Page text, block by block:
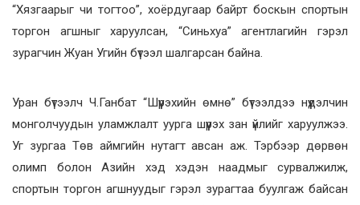
“Хязгаарыг чи тогтоо”, хоёрдугаар байрт боскын спортын
торгон агшныг харуулсан, “Синьхуа” агентлагийн гэрэл
зурагчин Жуан Угийн бүтээл шалгарсан байна.
Уран бүтээлч Ч.Ганбат “Шүүрэхийн өмнө” бүтээлдээ нүүдэлчин
монголчуудын уламжлалт уурга шүүрэх зан үйлийг харуулжээ.
Уг зургаа Төв аймгийн нутагт авсан аж. Тэрбээр дөрвөн
олимп болон Азийн хэд хэдэн наадмыг сурвалжилж,
спортын торгон агшнуудыг гэрэл зурагтаа буулгаж байсан